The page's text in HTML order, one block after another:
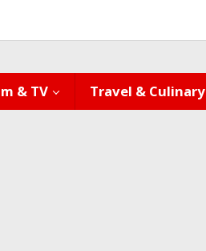
& TV Travel & Culinary